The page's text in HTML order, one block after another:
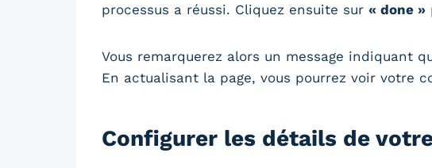
processus a réussi. Cliquez ensuite sur « done »
Vous remarquerez alors un message indiquant
En actualisant la page, vous pourrez voir votre
Configurer les détails de